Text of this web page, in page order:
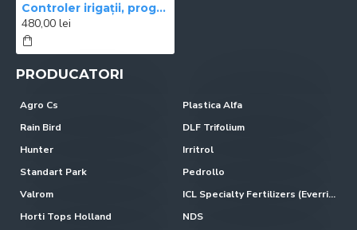
Controler irigații, programabil prin smartphone cu tehnologie BLUETOOTH, 1 zonă, 9 V
480,00 lei
PRODUCATORI
Agro Cs
Plastica Alfa
Rain Bird
DLF Trifolium
Hunter
Irritrol
Standart Park
Pedrollo
Valrom
ICL Specialty Fertilizers (Everris-Scotts)
Horti Tops Holland
NDS